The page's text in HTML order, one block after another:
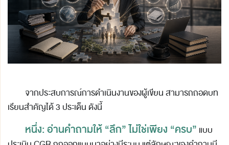
จากประสบการณ์การดำเนินงานของผู้เขียน สามารถถอดบท
เรียนสำคัญได้ 3 ประเด็น ดังนี้
หนึ่ง: อ่านคำถามให้ “ลึก” ไม่ใช่เพียง “ครบ” แบบ